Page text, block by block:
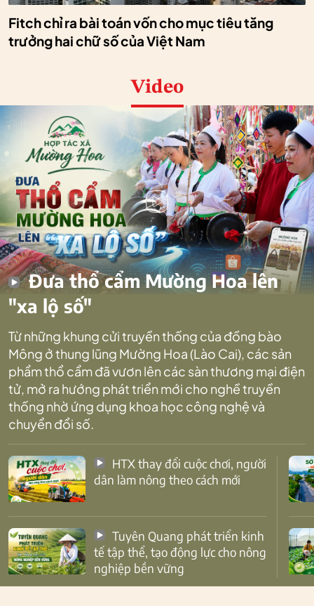
Fitch chỉ ra bài toán vốn cho mục tiêu tăng
trưởng hai chữ số của Việt Nam
Video
Đưa thổ cẩm Mường Hoa lên
"xa lộ số"
Từ những khung cửi truyền thống của đồng bào
Mông ở thung lũng Mường Hoa (Lào Cai), các sản
phẩm thổ cẩm đã vươn lên các sàn thương mại điện
tử, mở ra hướng phát triển mới cho nghề truyền
thống nhờ ứng dụng khoa học công nghệ và
chuyển đổi số.
dân làm nông theo cách mới
tế tập thể, tạo động lực cho nông
nghiệp bền vững